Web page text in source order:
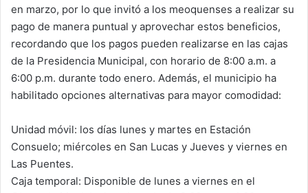
en marzo, por lo que invitó a los meoquenses a realizar su
pago de manera puntual y aprovechar estos beneficios,
recordando que los pagos pueden realizarse en las cajas
de la Presidencia Municipal, con horario de 8:00 a.m. a
6:00 p.m. durante todo enero. Además, el municipio ha
habilitado opciones alternativas para mayor comodidad:
Unidad móvil: los días lunes y martes en Estación
Consuelo; miércoles en San Lucas y Jueves y viernes en
Las Puentes.
Caja temporal: Disponible de lunes a viernes en el